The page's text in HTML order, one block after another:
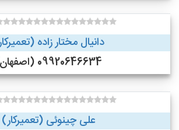
دانیال مختار زاده (تعمیرکار)
09920646634 (اصفهان)
علی چینوئی (تعمیرکار)